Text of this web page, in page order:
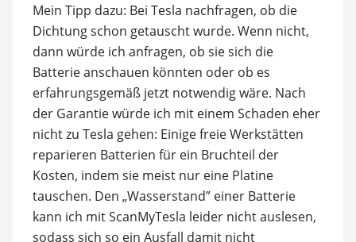
Mein Tipp dazu: Bei Tesla nachfragen, ob die
Dichtung schon getauscht wurde. Wenn nicht,
dann würde ich anfragen, ob sie sich die
Batterie anschauen könnten oder ob es
erfahrungsgemäß jetzt notwendig wäre. Nach
der Garantie würde ich mit einem Schaden eher
nicht zu Tesla gehen: Einige freie Werkstätten
reparieren Batterien für ein Bruchteil der
Kosten, indem sie meist nur eine Platine
tauschen. Den „Wasserstand” einer Batterie
kann ich mit ScanMyTesla leider nicht auslesen,
sodass sich so ein Ausfall damit nicht